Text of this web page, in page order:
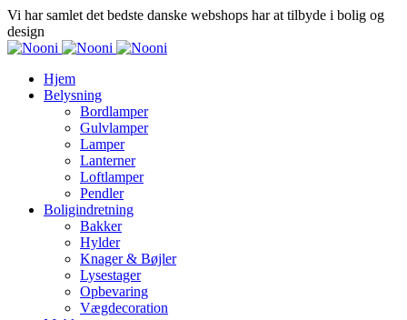
Vi har samlet det bedste danske webshops har at tilbyde i bolig og
design
Hjem
Belysning
Bordlamper
Gulvlamper
Lamper
Lanterner
Loftlamper
Pendler
Boligindretning
Bakker
Hylder
Knager & Bøjler
Lysestager
Opbevaring
Vægdecoration